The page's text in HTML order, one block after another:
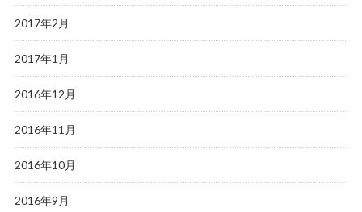
2017年2月
2017年1月
2016年12月
2016年11月
2016年10月
2016年9月